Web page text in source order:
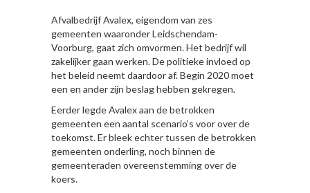
Afvalbedrijf Avalex, eigendom van zes
gemeenten waaronder Leidschendam-
Voorburg, gaat zich omvormen. Het bedrijf wil
zakelijker gaan werken. De politieke invloed op
het beleid neemt daardoor af. Begin 2020 moet
een en ander zijn beslag hebben gekregen.
Eerder legde Avalex aan de betrokken
gemeenten een aantal scenario’s voor over de
toekomst. Er bleek echter tussen de betrokken
gemeenten onderling, noch binnen de
gemeenteraden overeenstemming over de
koers.